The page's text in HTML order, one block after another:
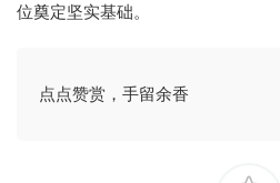
位奠定坚实基础。
点点赞赏，手留余香